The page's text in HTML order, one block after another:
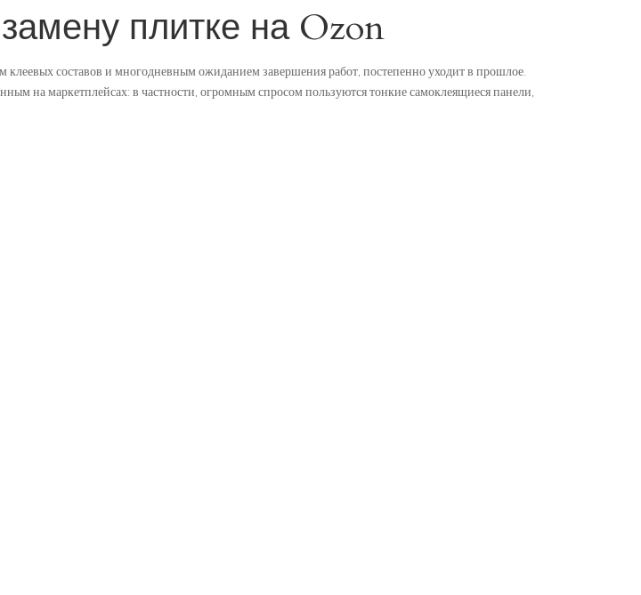
плитке на Ozon
составов и многодневным ожиданием завершения работ, постепенно уходит в прошлое.
на маркетплейсах: в частности, огромным спросом пользуются тонкие самоклеящиеся панели,